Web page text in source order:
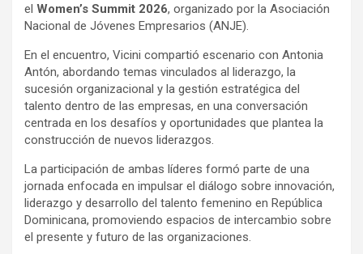
el Women’s Summit 2026, organizado por la Asociación
Nacional de Jóvenes Empresarios (ANJE).
En el encuentro, Vicini compartió escenario con Antonia
Antón, abordando temas vinculados al liderazgo, la
sucesión organizacional y la gestión estratégica del
talento dentro de las empresas, en una conversación
centrada en los desafíos y oportunidades que plantea la
construcción de nuevos liderazgos.
La participación de ambas líderes formó parte de una
jornada enfocada en impulsar el diálogo sobre innovación,
liderazgo y desarrollo del talento femenino en República
Dominicana, promoviendo espacios de intercambio sobre
el presente y futuro de las organizaciones.